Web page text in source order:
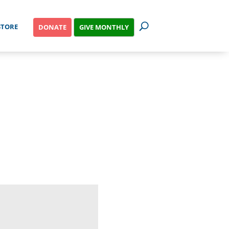
DONATE GIVE MONTHLY